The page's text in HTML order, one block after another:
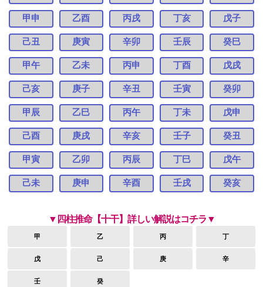
甲申 乙酉 丙戌 丁亥 戊子
己丑 庚寅 辛卯 壬辰 癸巳
甲午 乙未 丙申 丁酉 戊戌
己亥 庚子 辛丑 壬寅 癸卯
甲辰 乙巳 丙午 丁未 戊申
己酉 庚戌 辛亥 壬子 癸丑
甲寅 乙卯 丙辰 丁巳 戊午
己未 庚申 辛酉 壬戌 癸亥
▼四柱推命【十干】詳しい解説はコチラ▼
甲 乙 丙 丁
戊 己 庚 辛
壬 癸